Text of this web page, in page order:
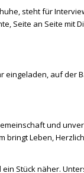
steht für
Seite an Seite mit
eingeladen, auf der
und
Leben,
Stück näher.